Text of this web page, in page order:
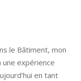
le Bâtiment, mon
une expérience
en tant